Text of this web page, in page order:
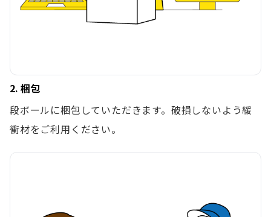
2. 梱包
段ボールに梱包していただきます。破損しないよう緩
衝材をご利用ください。